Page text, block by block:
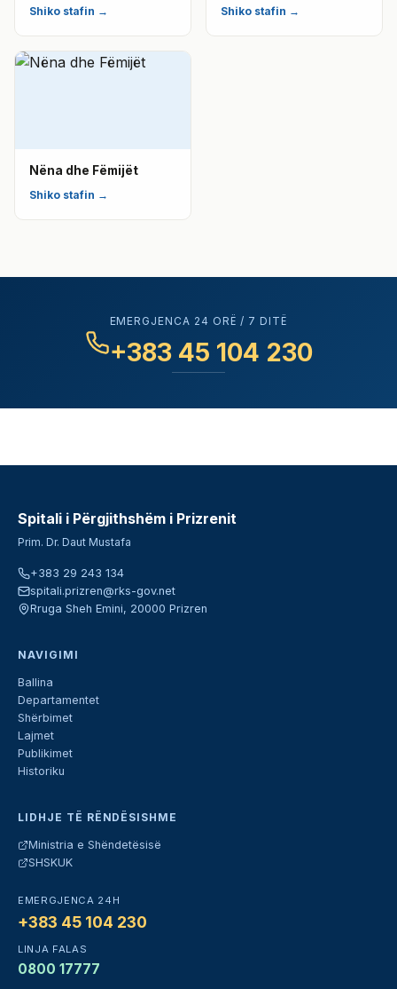
Shiko stafin → Shiko stafin →
Nëna dhe Fëmijët
Shiko stafin →
EMERGJENCA 24 ORË / 7 DITË
+383 45 104 230
Spitali i Përgjithshëm i Prizrenit
Prim. Dr. Daut Mustafa
+383 29 243 134
spitali.prizren@rks-gov.net
Rruga Sheh Emini, 20000 Prizren
NAVIGIMI
Ballina
Departamentet
Shërbimet
Lajmet
Publikimet
Historiku
LIDHJE TË RËNDËSISHME
Ministria e Shëndetësisë
SHSKUK
EMERGJENCA 24H
+383 45 104 230
LINJA FALAS
0800 17777